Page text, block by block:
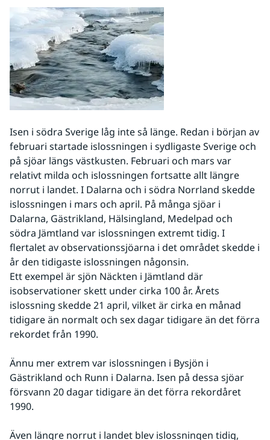
Isen i södra Sverige låg inte så länge. Redan i början av
februari startade islossningen i sydligaste Sverige och
på sjöar längs västkusten. Februari och mars var
relativt milda och islossningen fortsatte allt längre
norrut i landet. I Dalarna och i södra Norrland skedde
islossningen i mars och april. På många sjöar i
Dalarna, Gästrikland, Hälsingland, Medelpad och
södra Jämtland var islossningen extremt tidig. I
flertalet av observationssjöarna i det området skedde i
år den tidigaste islossningen någonsin.
Ett exempel är sjön Näckten i Jämtland där
isobservationer skett under cirka 100 år. Årets
islossning skedde 21 april, vilket är cirka en månad
tidigare än normalt och sex dagar tidigare än det förra
rekordet från 1990.
Ännu mer extrem var islossningen i Bysjön i
Gästrikland och Runn i Dalarna. Isen på dessa sjöar
försvann 20 dagar tidigare än det förra rekordåret
1990.
Även längre norrut i landet blev islossningen tidig,